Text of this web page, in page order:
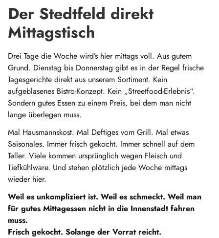
Der Stedtfeld direkt
Mittagstisch
Drei Tage die Woche wird’s hier mittags voll. Aus gutem
Grund. Dienstag bis Donnerstag gibt es in der Regel frische
Tagesgerichte direkt aus unserem Sortiment. Kein
aufgeblasenes Bistro-Konzept. Kein „Streetfood-Erlebnis“.
Sondern gutes Essen zu einem Preis, bei dem man nicht
lange überlegen muss.
Mal Hausmannskost. Mal Deftiges vom Grill. Mal etwas
Saisonales. Immer frisch gekocht. Immer schnell auf dem
Teller. Viele kommen ursprünglich wegen Fleisch und
Tiefkühlware. Und stehen plötzlich jede Woche mittags
wieder hier.
Weil es unkompliziert ist. Weil es schmeckt. Weil man
für gutes Mittagessen nicht in die Innenstadt fahren
muss.
Frisch gekocht. Solange der Vorrat reicht.